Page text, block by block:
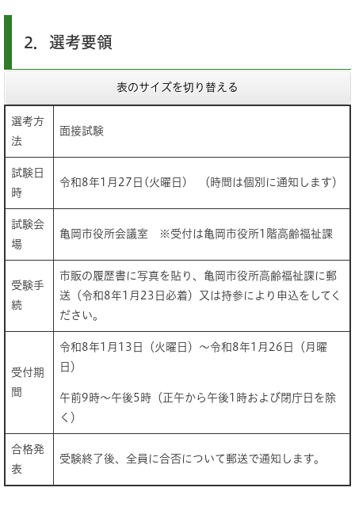
2．選考要領
表のサイズを切り替える
選考方
法
面接試験
試験日
時
令和8年1月27日(火曜日) （時間は個別に通知します）
試験会
場
亀岡市役所会議室 ※受付は亀岡市役所1階高齢福祉課
受験手
続
市販の履歴書に写真を貼り、亀岡市役所高齢福祉課に郵
送（令和8年1月23日必着）又は持参により申込をしてく
ださい。
受付期
間
令和8年1月13日（火曜日）～令和8年1月26日（月曜
日）
午前9時～午後5時（正午から午後1時および閉庁日を除
く）
合格発
表
受験終了後、全員に合否について郵送で通知します。